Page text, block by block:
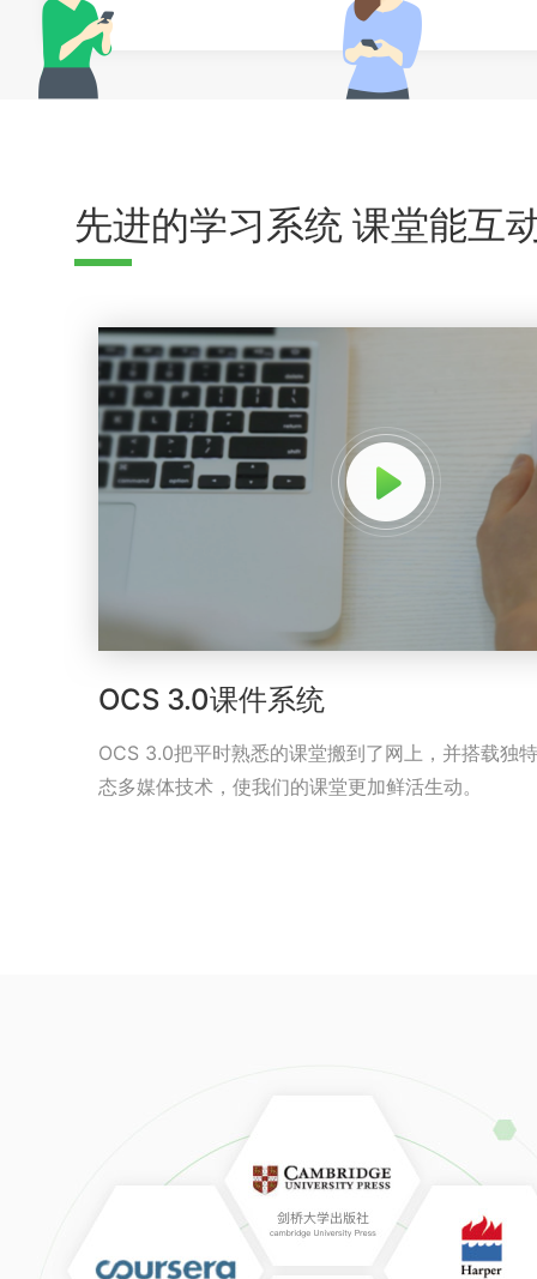
先进的学习系统 课堂能互
OCS 3.0课件系统
OCS 3.0把平时熟悉的课堂搬到了网上，并搭载独
态多媒体技术，使我们的课堂更加鲜活生动。